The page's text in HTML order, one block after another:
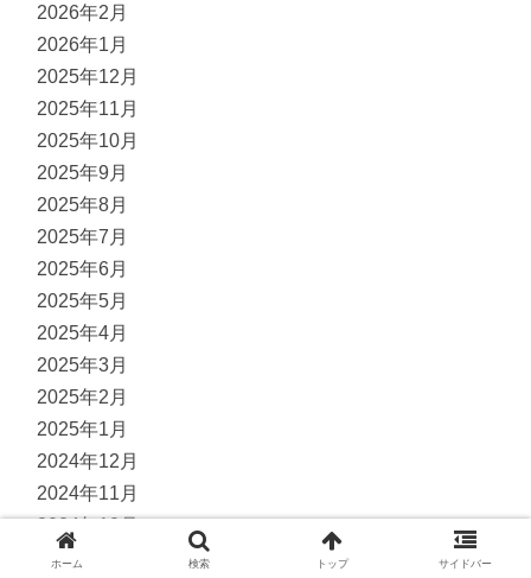
2026年2月
2026年1月
2025年12月
2025年11月
2025年10月
2025年9月
2025年8月
2025年7月
2025年6月
2025年5月
2025年4月
2025年3月
2025年2月
2025年1月
2024年12月
2024年11月
2024年10月
2024年9月
ホーム 検索 トップ サイドバー